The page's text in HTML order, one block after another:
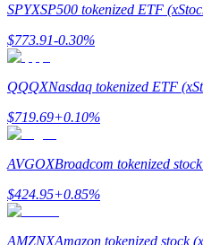
Stratégies de trading
Apprenez à rester rentable
SPYXSP500 tokenized ETF
$773.91-0.30%
QQQXNasdaq tokenized ETF
$719.69+0.10%
AVGOXBroadcom tokenized
$424.95+0.85%
AMZNXAmazon tokenized stock